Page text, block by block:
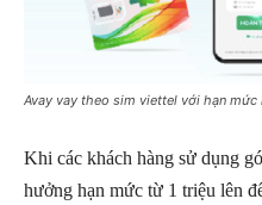
Avay vay theo sim viettel với hạn
Khi các khách hàng sử dụng
hưởng hạn mức từ 1 triệu lên